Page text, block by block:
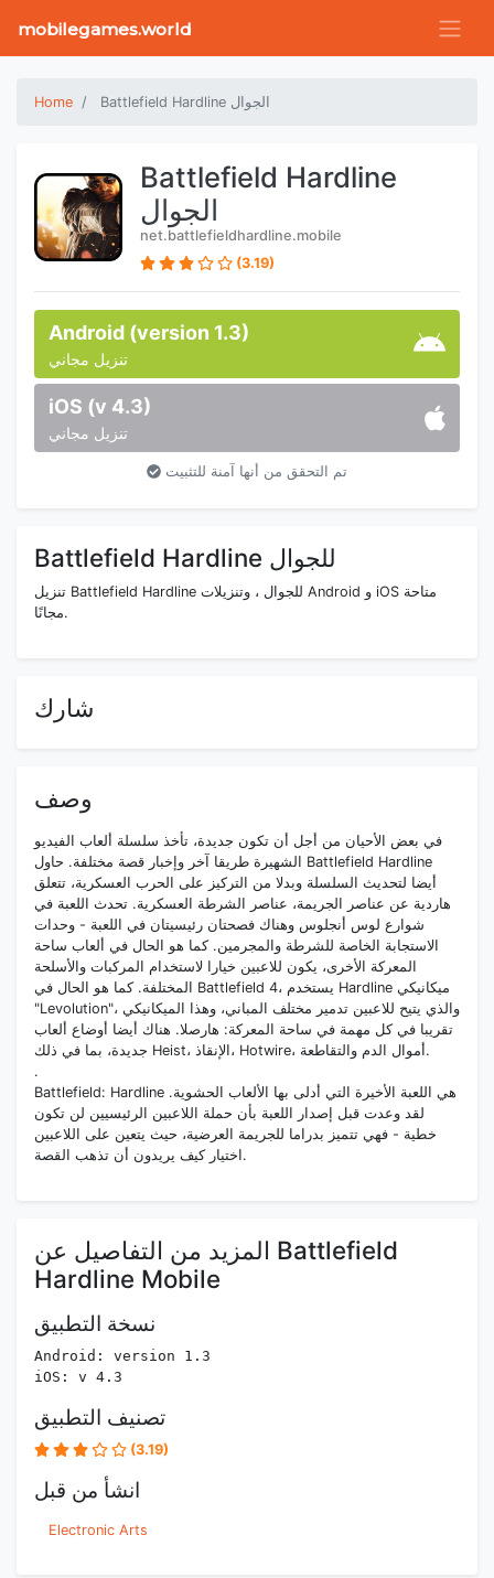
mobilegames.world
Home Battlefield Hardline الجوال
Battlefield Hardline
الجوال
net.battlefieldhardline.mobile
(3.19)
Android (version 1.3)
تنزيل مجاني
iOS (v 4.3)
تنزيل مجاني
تم التحقق من أنها آمنة للتثبيت
Battlefield Hardline للجوال
تنزيل Battlefield Hardline للجوال ، وتنزيلات Android و iOS متاحة
مجانًا.
شارك
وصف
في بعض الأحيان من أجل أن تكون جديدة، تأخذ سلسلة ألعاب الفيديو
الشهيرة طريقا آخر وإخبار قصة مختلفة. حاول Battlefield Hardline
أيضا لتحديث السلسلة وبدلا من التركيز على الحرب العسكرية، تتعلق
هاردية عن عناصر الجريمة، عناصر الشرطة العسكرية. تحدث اللعبة في
شوارع لوس أنجلوس وهناك فصحتان رئيسيتان في اللعبة - وحدات
الاستجابة الخاصة للشرطة والمجرمين. كما هو الحال في ألعاب ساحة
المعركة الأخرى، يكون للاعبين خيارا لاستخدام المركبات والأسلحة
المختلفة. كما هو الحال في Battlefield 4، يستخدم Hardline ميكانيكي
"Levolution"، والذي يتيح للاعبين تدمير مختلف المباني، وهذا الميكانيكي
تقريبا في كل مهمة في ساحة المعركة: هارصلا. هناك أيضا أوضاع ألعاب
جديدة، بما في ذلك Heist، الإنقاذ، Hotwire، أموال الدم والتقاطعة.
.
Battlefield: Hardline هي اللعبة الأخيرة التي أدلى بها الألعاب الحشوية.
لقد وعدت قبل إصدار اللعبة بأن حملة اللاعبين الرئيسيين لن تكون
خطية - فهي تتميز بدراما للجريمة العرضية، حيث يتعين على اللاعبين
اختيار كيف يريدون أن تذهب القصة.
المزيد من التفاصيل عن Battlefield
Hardline Mobile
نسخة التطبيق
Android: version 1.3
iOS: v 4.3
تصنيف التطبيق
(3.19)
انشأ من قبل
Electronic Arts